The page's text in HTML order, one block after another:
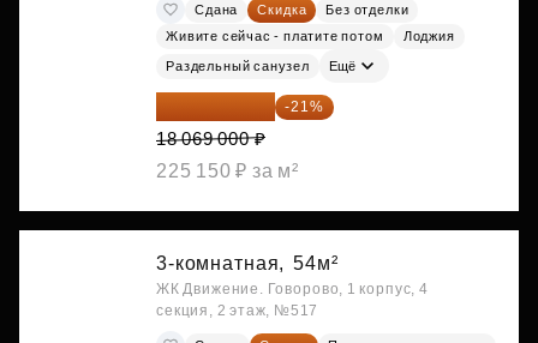
Сдана Скидка
Без отделки
Живите сейчас - платите потом
Лоджия
Раздельный санузел Ещё
14 274 510 ₽ -21%
18 069 000 ₽
225 150 ₽ за м²
3-комнатная, 54м²
ЖК Движение. Говорово, 1 корпус, 4
секция, 2 этаж, №517